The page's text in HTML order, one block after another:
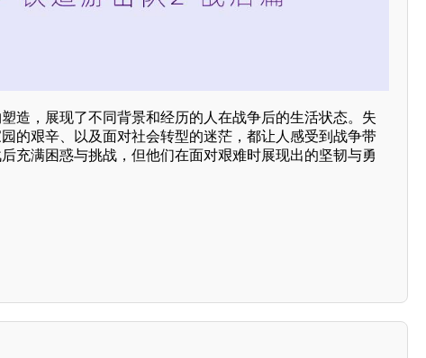
造，展现了不同背景和经历的人在战争后的生活状态。失
的艰辛、以及面对社会转型的迷茫，都让人感受到战争带
充满困惑与挑战，但他们在面对艰难时展现出的坚韧与勇